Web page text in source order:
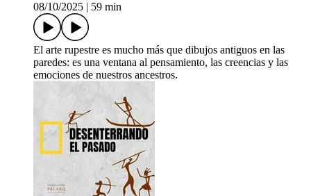
08/10/2025
59 min
El arte rupestre es mucho más que dibujos antiguos en las
paredes: es una ventana al pensamiento, las creencias y las
emociones de nuestros ancestros.